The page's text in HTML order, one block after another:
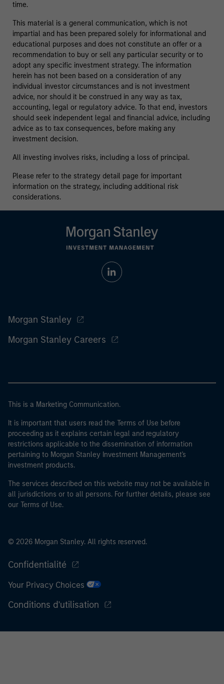
time.
This material is a general communication, which is not
impartial and has been prepared solely for informational and
educational purposes and does not constitute an offer or a
recommendation to buy or sell any particular security or to
adopt any specific investment strategy. The information
herein has not been based on a consideration of any
individual investor circumstances and is not investment
advice, nor should it be construed in any way as tax,
accounting, legal or regulatory advice. To that end, investors
should seek independent legal and financial advice, including
advice as to tax consequences, before making any
investment decision.
All investing involves risks, including a loss of principal.
Please refer to the strategy detail page for important
information on the strategy, including additional risk
considerations.
Morgan Stanley
Morgan Stanley Careers
This is a Marketing Communication.
It is important that users read the Terms of Use before
proceeding as it explains certain legal and regulatory
restrictions applicable to the dissemination of information
pertaining to Morgan Stanley Investment Management's
investment products.
The services described on this website may not be available in
all jurisdictions or to all persons. For further details, please see
our Terms of Use.
© 2026 Morgan Stanley. All rights reserved.
Confidentialité
Your Privacy Choices
Conditions d'utilisation